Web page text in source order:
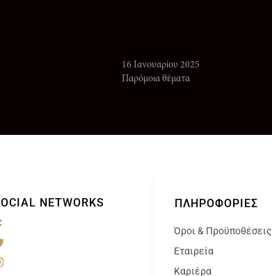
16 Ιανουαρίου 2025
Παρόμοια θέματα
NETWORKS ΠΛΗΡΟΦΟΡΊΕΣ
Όροι & Προϋποθέσεις
Εταιρεία
Καριέρα